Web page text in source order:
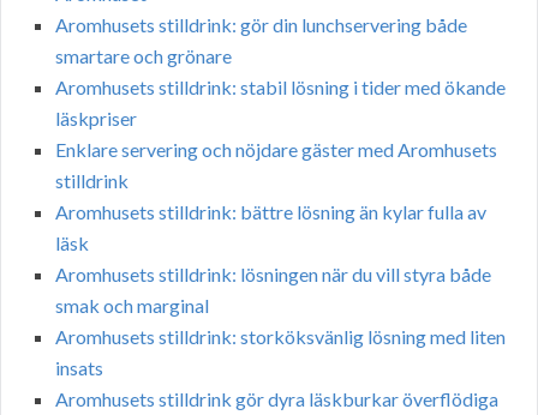
Aromhusets stilldrink: gör din lunchservering både
smartare och grönare
Aromhusets stilldrink: stabil lösning i tider med ökande
läskpriser
Enklare servering och nöjdare gäster med Aromhusets
stilldrink
Aromhusets stilldrink: bättre lösning än kylar fulla av
läsk
Aromhusets stilldrink: lösningen när du vill styra både
smak och marginal
Aromhusets stilldrink: storköksvänlig lösning med liten
insats
Aromhusets stilldrink gör dyra läskburkar överflödiga